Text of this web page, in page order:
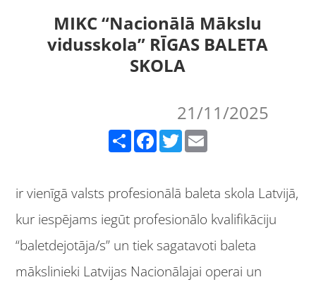
MIKC “Nacionālā Mākslu
vidusskola” RĪGAS BALETA
SKOLA
21/11/2025
Facebook Twitter
ir vienīgā valsts profesionālā baleta skola Latvijā,
kur iespējams iegūt profesionālo kvalifikāciju
“baletdejotāja/s” un tiek sagatavoti baleta
mākslinieki Latvijas Nacionālajai operai un